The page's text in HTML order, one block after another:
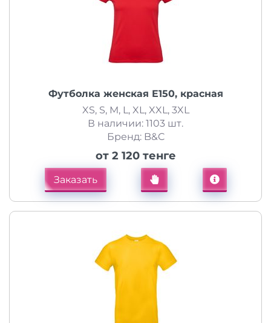
Футболка женская E150, красная
XS, S, M, L, XL, XXL, 3XL
В наличии: 1103 шт.
Бренд: B&C
от 2 120 тенге
Заказать